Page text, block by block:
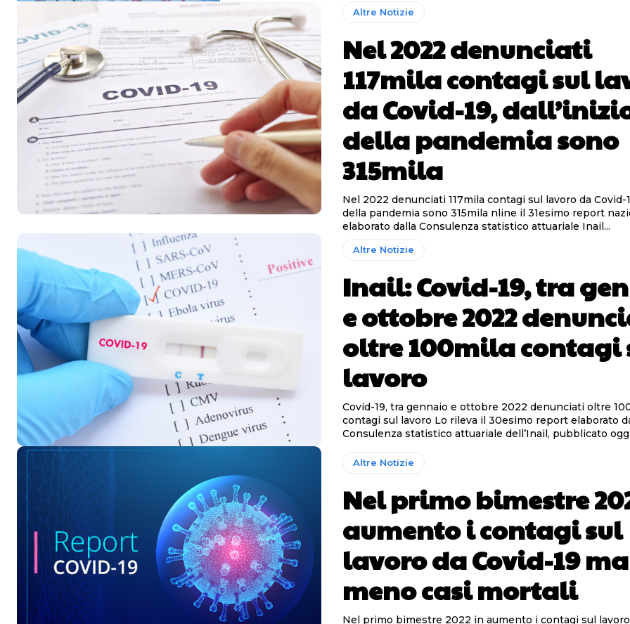
Altre Notizie
Nel 2022 denunciati
117mila contagi sul
da Covid-19,
della pandemia sono
315mila
Nel 2022 denunciati 117mila contagi sul lavoro da Covid-
della pandemia sono 315mila nline il 31esimo report nazionale
elaborato dalla Consulenza statistico attuariale Inail...
Altre Notizie
Inail: Covid-19, tra
e ottobre 2022
oltre 100mila contagi
lavoro
Covid-19, tra gennaio e ottobre 2022 denunciati oltre
contagi sul lavoro Lo rileva il 30esimo report elaborato dalla
Consulenza statistico attuariale dell’Inail, pubblicato
Altre Notizie
Nel primo bimestre
aumento i contagi sul
lavoro da Covid-19 ma
meno casi mortali
Nel primo bimestre 2022 in aumento i contagi sul lavoro